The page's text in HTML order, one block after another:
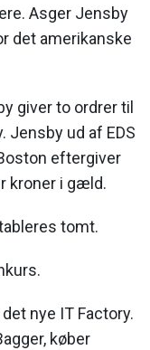
Asger Jensby
det amerikanske
giver to ordrer til
Jensby ud af EDS
eftergiver
kroner i gæld.
tomt.
nye IT Factory.
køber